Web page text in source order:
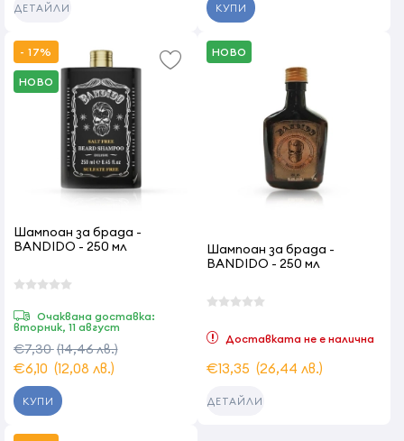
ДЕТАЙЛИ КУПИ
- 17%
НОВО
Шампоан за брада -
BANDIDO - 250 мл
Очаквана доставка:
вторник, 11 август
€7,30(14,46 лв.)
€6,10 (12,08 лв.)
КУПИ
НОВО
Шампоан за брада -
BANDIDO - 250 мл
Доставката не е налична
€13,35 (26,44 лв.)
ДЕТАЙЛИ